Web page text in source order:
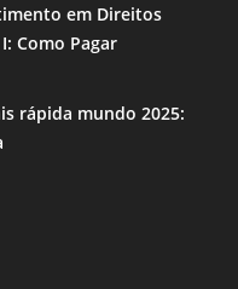
em Direitos
Como Pagar
rápida mundo 2025: